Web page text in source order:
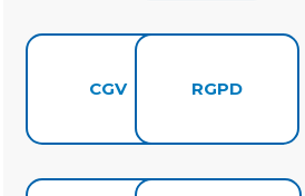
CGV RGPD